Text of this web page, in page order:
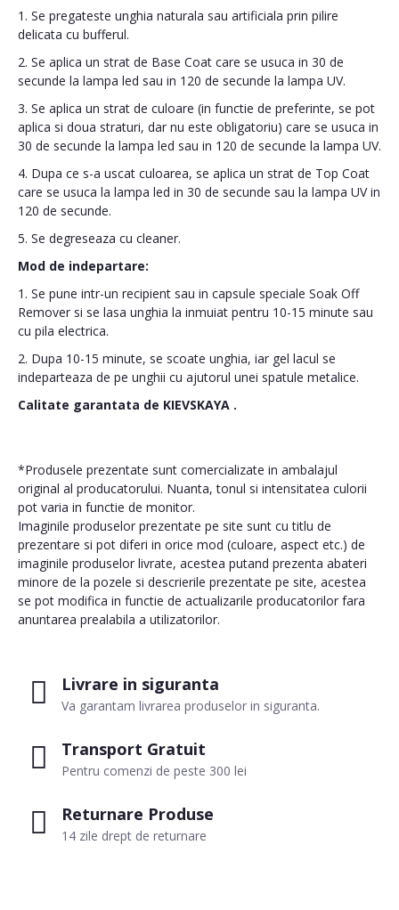
Livrare in siguranta
Va garantam livrarea produselor in siguranta.
Transport Gratuit
Pentru comenzi de peste 300 lei
Returnare Produse
14 zile drept de returnare
1. Se pregateste unghia naturala sau artificiala prin pilire
delicata cu bufferul.
2. Se aplica un strat de Base Coat care se usuca in 30 de
secunde la lampa led sau in 120 de secunde la lampa UV.
3. Se aplica un strat de culoare (in functie de preferinte, se pot
aplica si doua straturi, dar nu este obligatoriu) care se usuca in
30 de secunde la lampa led sau in 120 de secunde la lampa UV.
4. Dupa ce s-a uscat culoarea, se aplica un strat de Top Coat
care se usuca la lampa led in 30 de secunde sau la lampa UV in
120 de secunde.
5. Se degreseaza cu cleaner.
Mod de indepartare:
1. Se pune intr-un recipient sau in capsule speciale Soak Off
Remover si se lasa unghia la inmuiat pentru 10-15 minute sau
cu pila electrica.
2. Dupa 10-15 minute, se scoate unghia, iar gel lacul se
indeparteaza de pe unghii cu ajutorul unei spatule metalice.
Calitate garantata de KIEVSKAYA .
*Produsele prezentate sunt comercializate in ambalajul
original al producatorului. Nuanta, tonul si intensitatea culorii
pot varia in functie de monitor.
Imaginile produselor prezentate pe site sunt cu titlu de
prezentare si pot diferi in orice mod (culoare, aspect etc.) de
imaginile produselor livrate, acestea putand prezenta abateri
minore de la pozele si descrierile prezentate pe site, acestea
se pot modifica in functie de actualizarile producatorilor fara
anuntarea prealabila a utilizatorilor.